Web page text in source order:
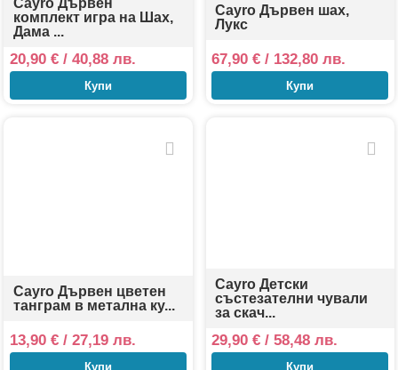
комплект игра на Шах,
Дама ...
20,90 €/ 40,88 лв.
Купи
Cayro Дървен шах,
Лукс
67,90 €/ 132,80 лв.
Купи
Cayro Дървен цветен
танграм в метална ку...
13,90 €/ 27,19 лв.
Купи
Cayro Детски
състезателни чували
за скач...
29,90 €/ 58,48 лв.
Купи